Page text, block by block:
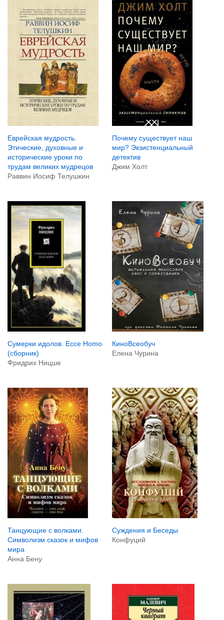
Еврейская мудрость.
Этические, духовные и
исторические уроки по
трудам великих мудрецов
Раввин Иосиф Телушкин
Почему существует наш
мир? Экзистенциальный
детектив
Джим Холт
Сумерки идолов. Ecce Homo
(сборник)
Фридрих Ницше
КиноВсеобуч
Елена Чурина
Танцующие с волками.
Символизм сказок и мифов
мира
Анна Бену
Суждения и Беседы
Конфуций